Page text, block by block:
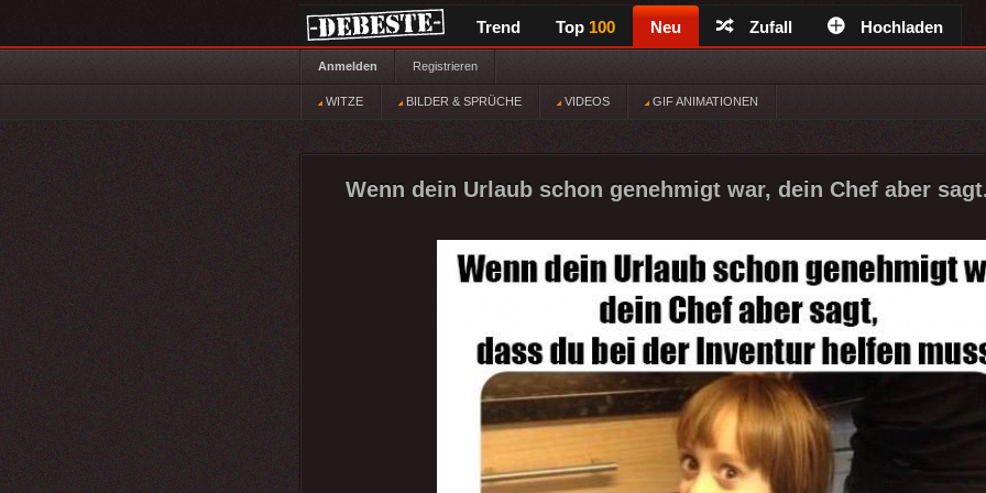
Trend Top 100 Neu Zufall Hochladen
Anmelden Registrieren
WITZE BILDER & SPRÜCHE VIDEOS GIF ANIMATIONEN
Wenn dein Urlaub schon genehmigt war, dein Chef aber